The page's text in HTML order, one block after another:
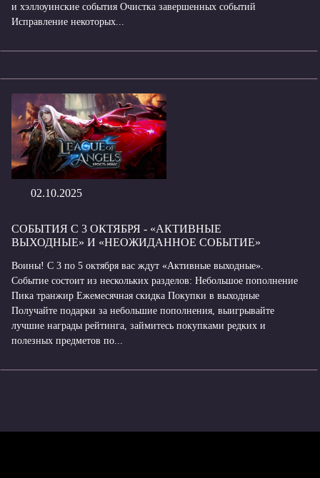
и хэллоуинские события Очистка завершенных событий
Исправление некоторых...
02.10.2025
СОБЫТИЯ С 3 ОКТЯБРЯ - «АКТИВНЫЕ
ВЫХОДНЫЕ» И «НЕОЖИДАННОЕ СОБЫТИЕ»
Воины! С 3 по 5 октября вас ждут «Активные выходные».
Событие состоит из нескольких разделов: Небольшое пополнение
Пика транжир Ежемесячная скидка Покупки в выходные
Получайте подарки за небольшие пополнения, выигрывайте
лучшие награды рейтинга, займитесь покупками редких и
полезных предметов по...